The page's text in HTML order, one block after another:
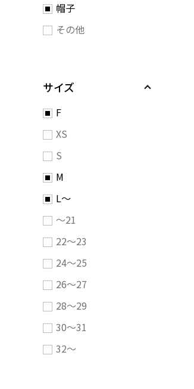
帽子
その他
サイズ
F
XS
S
M
L～
～21
22～23
24～25
26～27
28～29
30～31
32～